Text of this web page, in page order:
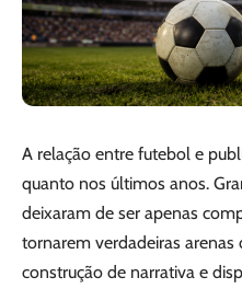
A relação entre futebol e
quanto nos últimos anos.
deixaram de ser apenas
tornarem verdadeiras
construção de narrativa e